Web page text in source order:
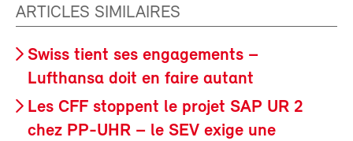
ARTICLES SIMILAIRES
Swiss tient ses engagements –
Lufthansa doit en faire autant
Les CFF stoppent le projet SAP UR 2
chez PP-UHR – le SEV exige une